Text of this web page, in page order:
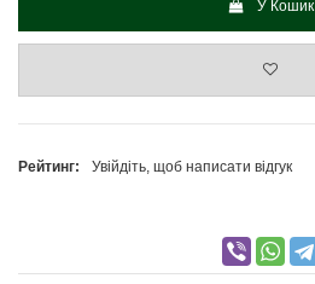
У Кошик
Рейтинг: Увійдіть, щоб написати відгук